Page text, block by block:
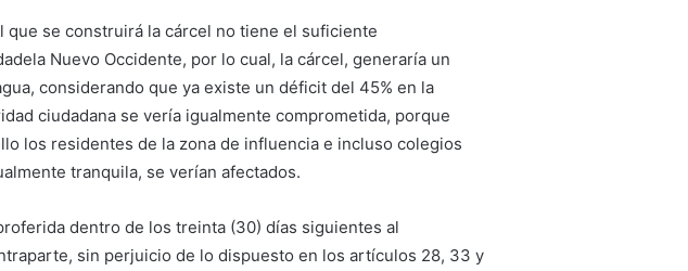
que se construirá la cárcel no tiene el suficiente
Nuevo Occidente, por lo cual, la cárcel, generaría un
considerando que ya existe un déficit del 45% en la
ciudadana se vería igualmente comprometida, porque
los residentes de la zona de influencia e incluso colegios
tranquila, se verían afectados.
dentro de los treinta (30) días siguientes al
sin perjuicio de lo dispuesto en los artículos 28, 33 y